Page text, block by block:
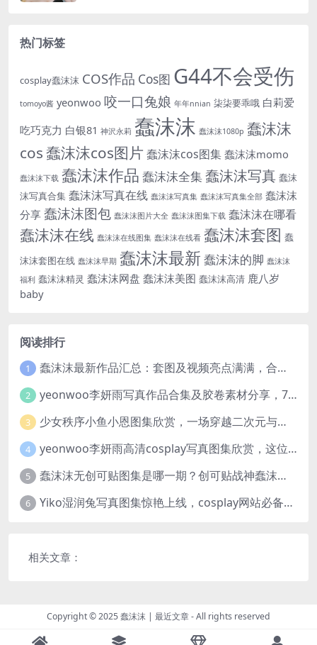
热门标签
cosplay蠢沫沫 COS作品 Cos图 G44不会受伤
tomoyo酱 yeonwoo 咬一口兔娘 年年nnian 柒柒要乖哦 白莉爱
吃巧克力 白银81 神沢永莉 蠢沫沫 蠢沫沫1080p 蠢沫沫
cos蠢沫沫cos图片 蠢沫沫cos图集 蠢沫沫momo
蠢沫沫下载 蠢沫沫作品 蠢沫沫全集蠢沫沫写真 蠢沫
沫写真合集 蠢沫沫写真在线 蠢沫沫写真集 蠢沫沫写真集全部 蠢沫沫
分享 蠢沫沫图包 蠢沫沫图片大全 蠢沫沫图集下载 蠢沫沫在哪看
蠢沫沫在线 蠢沫沫在线图集 蠢沫沫在线看 蠢沫沫套图 蠢
沫沫套图在线 蠢沫沫早期 蠢沫沫最新 蠢沫沫的脚 蠢沫沫
福利 蠢沫沫精灵 蠢沫沫网盘 蠢沫沫美图 蠢沫沫高清 鹿八岁
baby
阅读排行
1 蠢沫沫最新作品汇总：套图及视频亮点满满，合集一次看够
2 yeonwoo李妍雨写真作品合集及胶卷素材分享，7套牛奶胶卷完整版高清图片
3 少女秩序小鱼小恩图集欣赏，一场穿越二次元与现实的视觉盛宴
4 yeonwoo李妍雨高清cosplay写真图集欣赏，这位女神太美了
5 蠢沫沫无创可贴图集是哪一期？创可贴战神蠢沫沫合集欣赏
6 Yiko湿润兔写真图集惊艳上线，cosplay网站必备作品推荐
相关文章：
Copyright © 2025蠢沫沫 | 最近文章- All rights reserved